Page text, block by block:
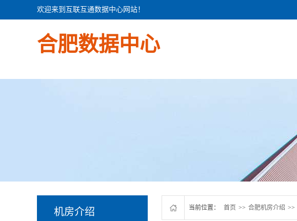
欢迎来到互联互通数据中心网站！
合肥数据中心
机房介绍 当前位置： 首页 >> 合肥机房介绍 >>